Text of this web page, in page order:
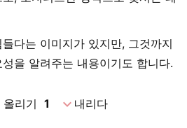
다는 이미지가 있지만, 그것까지
을 알려주는 내용이기도 합니다.
리기 1 expand_more내리다